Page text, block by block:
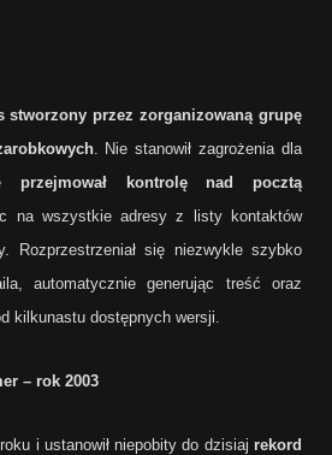
stworzony przez zorganizowaną grupę
. Nie stanowił zagrożenia dla
przejmował kontrolę nad pocztą
na wszystkie adresy z listy kontaktów
Rozprzestrzeniał się niezwykle szybko
automatycznie generując treść oraz
kilkunastu dostępnych wersji.
– rok 2003
i ustanowił niepobity do dzisiaj rekord